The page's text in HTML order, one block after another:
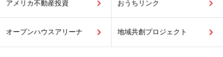
アメリカ不動産投資 おうちリンク
オープンハウスアリーナ 地域共創プロジェクト